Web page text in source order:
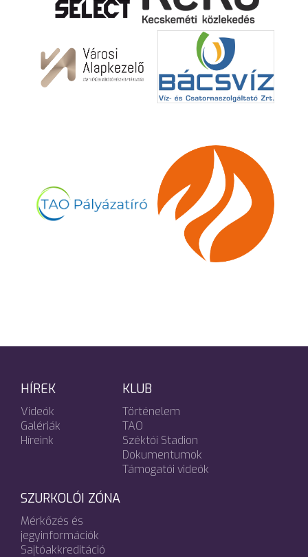
HÍREK
Videók
Galériák
Híreink
KLUB
Történelem
TAO
Széktói Stadion
Dokumentumok
Támogatói videók
SZURKOLÓI ZÓNA
Mérkőzés és
jegyinformációk
Sajtóakkreditáció